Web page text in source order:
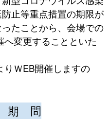
止等重点措置の期限が
たことから、会場での
へ変更することといた
ＷEB開催しますの
期 間